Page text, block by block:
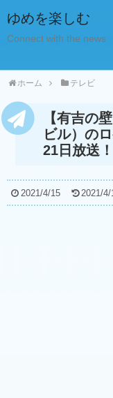
ゆめを楽しむ
Connect with the news
ホーム テレビ
【有吉の
ビル）の
21日放送！
2021/4/15 2021/4/